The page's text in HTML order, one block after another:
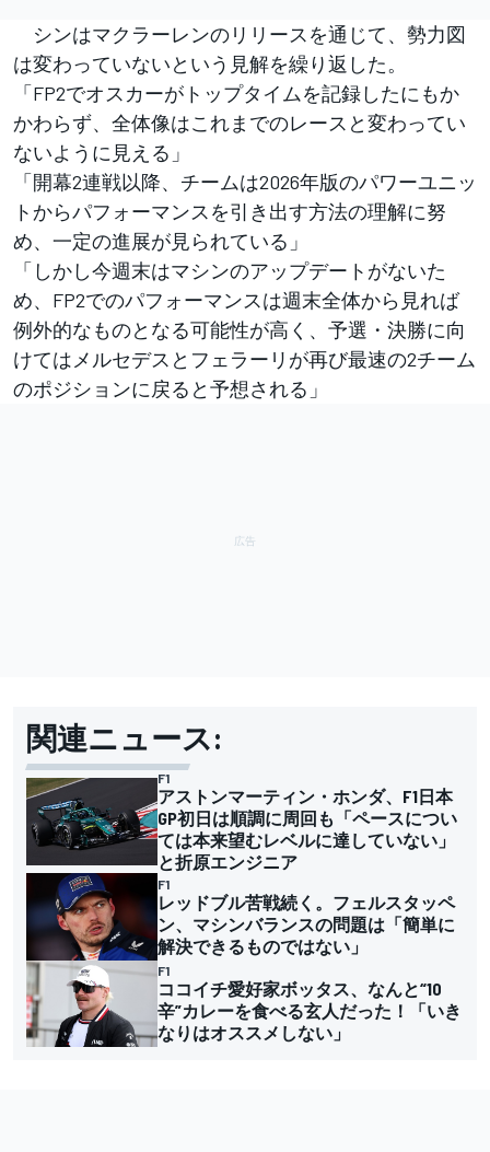
シンはマクラーレンのリリースを通じて、勢力図
は変わっていないという見解を繰り返した。
「FP2でオスカーがトップタイムを記録したにもか
かわらず、全体像はこれまでのレースと変わってい
ないように見える」
「開幕2連戦以降、チームは2026年版のパワーユニッ
トからパフォーマンスを引き出す方法の理解に努
め、一定の進展が見られている」
「しかし今週末はマシンのアップデートがないた
め、FP2でのパフォーマンスは週末全体から見れば
例外的なものとなる可能性が高く、予選・決勝に向
けてはメルセデスとフェラーリが再び最速の2チーム
のポジションに戻ると予想される」
関連ニュース:
F1
アストンマーティン・ホンダ、F1日本
GP初日は順調に周回も「ペースについ
ては本来望むレベルに達していない」
と折原エンジニア
F1
レッドブル苦戦続く。フェルスタッペ
ン、マシンバランスの問題は「簡単に
解決できるものではない」
F1
ココイチ愛好家ボッタス、なんと“10
辛”カレーを食べる玄人だった！「いき
なりはオススメしない」